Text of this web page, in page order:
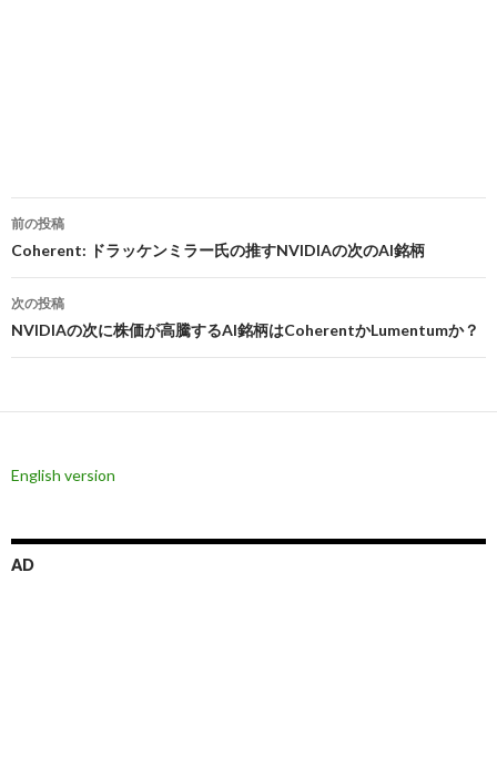
投
稿
ナ
ビ
ゲ
ー
ョ
前の投稿
Coherent: ドラッケンミラー氏の推すNVIDIAの次のAI銘柄
次の投稿
NVIDIAの次に株価が高騰するAI銘柄はCoherentかLumentumか？
English version
AD